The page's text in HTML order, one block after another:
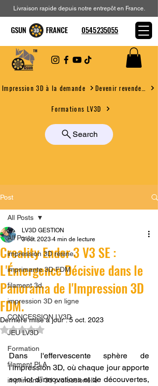
Impression 3D à la demande
Formations LV3D
Search
Livraison rapide depuis notre entrepôt en France.
GSUN FRANCE 0545235055
Post
All Posts
impression 3D résine.
imprimante 3D FDM
filament 3d,
impression 3D en ligne
CONCESSION LV3D
JEU LV3D
Formation
filament PLA
imprimante 3d professionelle
All Posts
Creality Ender 3 V3 SE :
L'Émergence Décisive dans le
Panorama de l'Impression 3D
FDM.
LV3D GESTION
3 oct. 2023 4 min de lecture
Dernière mise à jour :5 oct. 2023
Noté NaN étoiles sur 5.
Dans l'effervescente sphère de
l'impression 3D, où chaque jour apporte
son lot d'innovations et de découvertes,